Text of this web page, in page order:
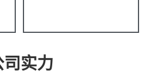
司实力